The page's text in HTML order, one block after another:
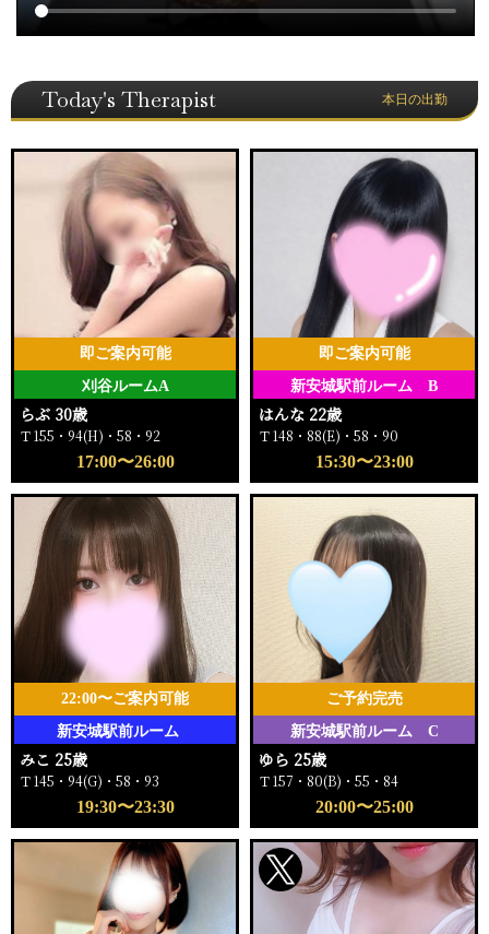
Today's Therapist 本日の出勤
刈谷ルームA
即ご案内可能
らぶ 30歳
Ｔ155・94(H)・58・92
17:00〜26:00
新安城駅前ルーム B
即ご案内可能
はんな 22歳
Ｔ148・88(E)・58・90
15:30〜23:00
新安城駅前ルーム
22:00〜ご案内可能
みこ 25歳
Ｔ145・94(G)・58・93
19:30〜23:30
新安城駅前ルーム C
ご予約完売
ゆら 25歳
Ｔ157・80(B)・55・84
20:00〜25:00